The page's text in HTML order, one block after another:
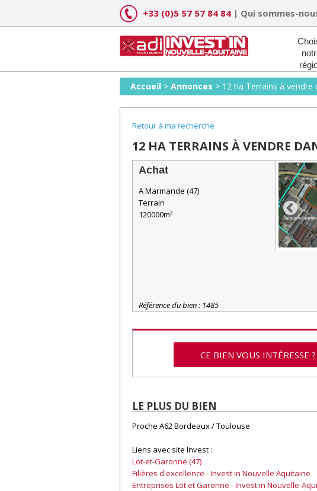
content
+33 (0)5 57 57 84 84 | Qui sommes-
Accueil > Annonces > 12 ha Terrains à vendre
Retour à ma recherche
12 HA TERRAINS À VENDRE
Achat
A Marmande (47)
Terrain
120000m²
Référence du bien : 1485
CE BIEN VOUS INTÉRESSE ?
LE PLUS DU BIEN
Proche A62 Bordeaux / Toulouse
Liens avec site Invest :
Lot-et-Garonne (47)
Filières d'excellence - Invest in Nouvelle Aquitaine
Entreprises Lot et Garonne - Invest in Nouvelle-